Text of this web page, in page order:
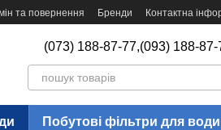
та повернення Бренди Контактна
(073) 188-87-77,(093) 188-87-
Побутові фільтри для води